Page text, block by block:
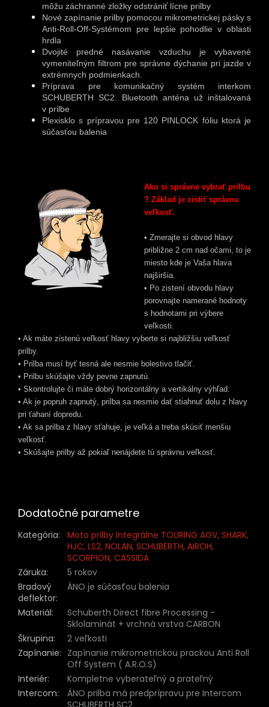
môžu záchranné zložky odstrániť lícne prilby
Nové zapínanie prilby pomocou mikrometrickej pásky s
Anti-Roll-Off-Systémom pre lepšie pohodlie v oblasti
hrdla
Dvojité predné nasávanie vzduchu je vybavené
vymeniteľným filtrom pre správne dýchanie pri jazde v
extrémnych podmienkach.
Príprava pre komunikačný systém interkom
SCHUBERTH SC2. Bluetooth anténa už inštalovaná
v prilbe
Plexisklo s prípravou pre 120 PINLOCK fóliu ktorá je
súčasťou balenia
Ako si správne vybrať prilbu
? Základ je zistiť správnu
veľkosť.
• Zmerajte si obvod hlavy
približne 2 cm nad očami, to je
miesto kde je Vaša hlava
najširšia.
• Po zistení obvodu hlavy
porovnajte namerané hodnoty
s hodnotami pri výbere
veľkosti.
• Ak máte zistenú veľkosť hlavy vyberte si najbližšiu veľkosť
prilby.
• Prilba musí byť tesná ale nesmie bolestivo tlačiť.
• Prilbu skúšajte vždy pevne zapnutú.
• Skontrolujte či máte dobrý horizontálny a vertikálny výhľad.
• Ak je popruh zapnutý, prilba sa nesmie dať stiahnuť dolu z hlavy
pri ťahaní dopredu.
• Ak sa prilba z hlavy sťahuje, je veľká a treba skúsiť menšiu
veľkosť.
• Skúšajte prilby až pokiaľ nenájdete tú správnu veľkosť.
Dodatočné parametre
Kategória:
Moto prilby Integrálne TOURING AGV, SHARK,
HJC, LS2, NOLAN, SCHUBERTH, AIROH,
SCORPION, CASSIDA
Záruka:
5 rokov
Bradový
deflektor:
ÁNO je súčasťou balenia
Materiál:
Schuberth Direct fibre Processing -
Sklolaminát + vrchná vrstva CARBON
Škrupina:
2 veľkosti
Zapínanie: Zapínanie mikrometrickou prackou Anti Roll
Off System ( A.R.O.S)
Interiér:
Kompletne vyberateľný a prateľný
Intercom:
ÁNO prilba má predprípravu pre Intercom
SCHUBERTH SC2